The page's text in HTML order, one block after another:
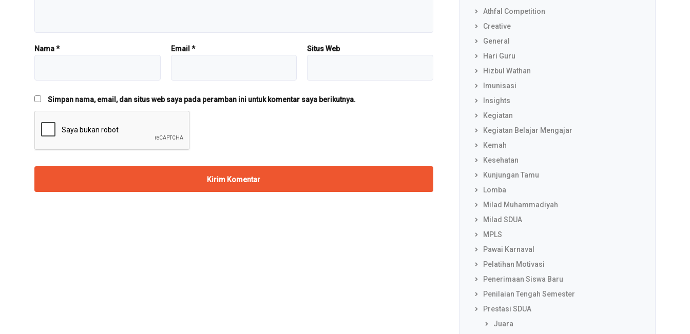
Nama* Email * Situs Web
Simpan nama, email, dan situs web saya pada peramban ini untuk komentar saya berikutnya.
Athfal Competition
Creative
General
Hari Guru
Hizbul Wathan
Imunisasi
Insights
Kegiatan
Kegiatan Belajar Mengajar
Kemah
Kesehatan
Kunjungan Tamu
Lomba
Milad Muhammadiyah
Milad SDUA
MPLS
Pawai Karnaval
Pelatihan Motivasi
Penerimaan Siswa Baru
Penilaian Tengah Semester
Prestasi SDUA
Juara